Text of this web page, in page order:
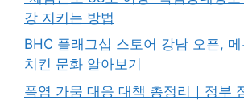
강 지키는 방법
BHC 플래그십 스토어 강남 오픈, 메
치킨 문화 알아보기
폭염 가뭄 대응 대책 총정리｜정부